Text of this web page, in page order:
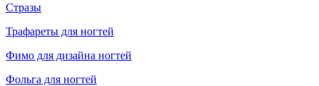
Стразы
Трафареты для ногтей
Фимо для дизайна ногтей
Фольга для ногтей